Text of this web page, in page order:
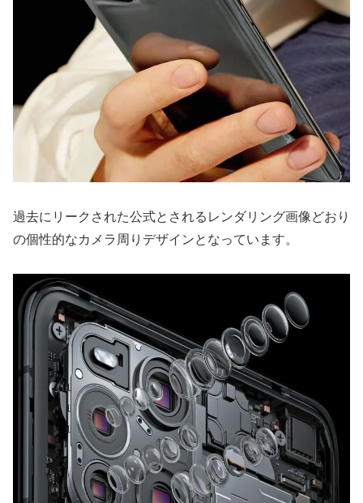
過去にリークされた公式とされるレンダリング画像どおり
の個性的なカメラ周りデザインとなっています。